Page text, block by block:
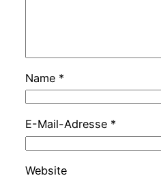
Name *
E-Mail-Adresse *
Website